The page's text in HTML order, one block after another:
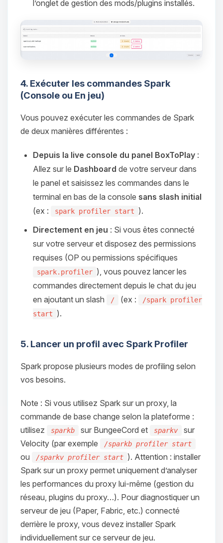
l’onglet de gestion des mods/plugins installés.
4. Exécuter les commandes Spark
(Console ou En jeu)
Vous pouvez exécuter les commandes de Spark
de deux manières différentes :
Depuis la live console du panel BoxToPlay :
Allez sur le Dashboard de votre serveur dans
le panel et saisissez les commandes dans le
terminal en bas de la console sans slash initial
(ex :
spark profiler start
).
Directement en jeu : Si vous êtes connecté
sur votre serveur et disposez des permissions
requises (OP ou permissions spécifiques
spark.profiler ), vous pouvez lancer les
commandes directement depuis le chat du jeu
en ajoutant un slash
/ (ex :
/spark profiler
start
).
5. Lancer un profil avec Spark Profiler
Spark propose plusieurs modes de profiling selon
vos besoins.
Note : Si vous utilisez Spark sur un proxy, la
commande de base change selon la plateforme :
utilisez
sparkb sur BungeeCord et sparkv
sur
Velocity (par exemple
/sparkb profiler start
ou /sparkv profiler start ). Attention : installer
Spark sur un proxy permet uniquement d’analyser
les performances du proxy lui-même (gestion du
réseau, plugins du proxy…). Pour diagnostiquer un
serveur de jeu (Paper, Fabric, etc.) connecté
derrière le proxy, vous devez installer Spark
individuellement sur ce serveur de jeu.
tu as besoin et je vais remuer mes
petits circuits pour t’aider.
07/08/2026 à 04:20